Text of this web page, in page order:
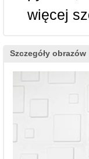
więcej
Szczegóły obrazów